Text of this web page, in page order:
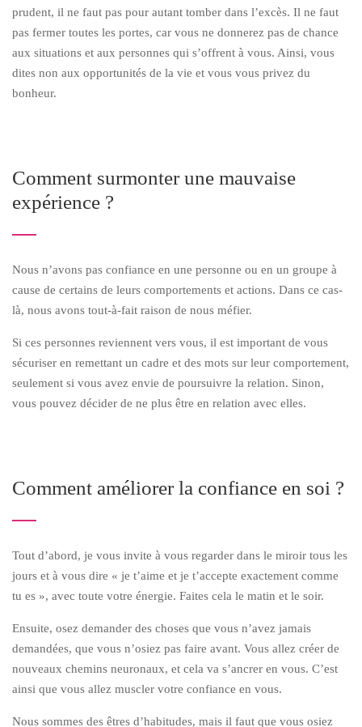
prudent, il ne faut pas pour autant tomber dans l’excès. Il ne faut
pas fermer toutes les portes, car vous ne donnerez pas de chance
aux situations et aux personnes qui s’offrent à vous. Ainsi, vous
dites non aux opportunités de la vie et vous vous privez du
bonheur.
Comment surmonter une mauvaise
expérience ?
Nous n’avons pas confiance en une personne ou en un groupe à
cause de certains de leurs comportements et actions. Dans ce cas-
là, nous avons tout-à-fait raison de nous méfier.
Si ces personnes reviennent vers vous, il est important de vous
sécuriser en remettant un cadre et des mots sur leur comportement,
seulement si vous avez envie de poursuivre la relation. Sinon,
vous pouvez décider de ne plus être en relation avec elles.
Comment améliorer la confiance en soi ?
Tout d’abord, je vous invite à vous regarder dans le miroir tous les
jours et à vous dire « je t’aime et je t’accepte exactement comme
tu es », avec toute votre énergie. Faites cela le matin et le soir.
Ensuite, osez demander des choses que vous n’avez jamais
demandées, que vous n’osiez pas faire avant. Vous allez créer de
nouveaux chemins neuronaux, et cela va s’ancrer en vous. C’est
ainsi que vous allez muscler votre confiance en vous.
Nous sommes des êtres d’habitudes, mais il faut que vous osiez